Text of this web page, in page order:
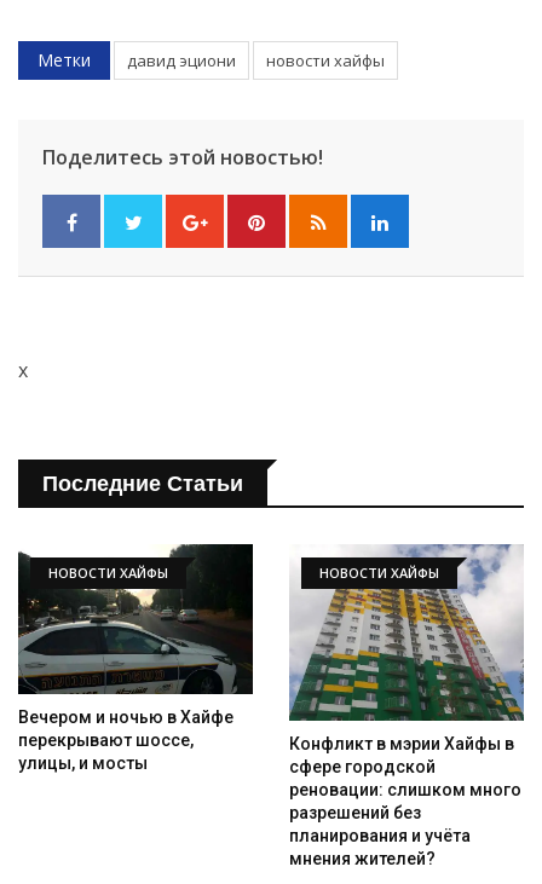
Метки давид эциони новости хайфы
Поделитесь этой новостью!
x
Последние Статьи
НОВОСТИ ХАЙФЫ
Вечером и ночью в Хайфе
перекрывают шоссе,
улицы, и мосты
НОВОСТИ ХАЙФЫ
Конфликт в мэрии Хайфы в
сфере городской
реновации: слишком много
разрешений без
планирования и учёта
мнения жителей?